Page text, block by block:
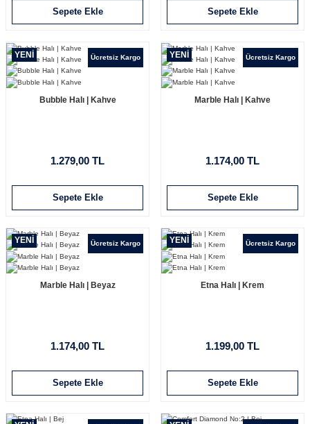
Sepete Ekle Sepete Ekle
YENİ Ücretsiz Kargo
Bubble Halı | Kahve
1.279,00 TL
Sepete Ekle
YENİ Ücretsiz Kargo
Marble Halı | Kahve
1.174,00 TL
Sepete Ekle
YENİ Ücretsiz Kargo
Marble Halı | Beyaz
1.174,00 TL
Sepete Ekle
YENİ Ücretsiz Kargo
Etna Halı | Krem
1.199,00 TL
Sepete Ekle